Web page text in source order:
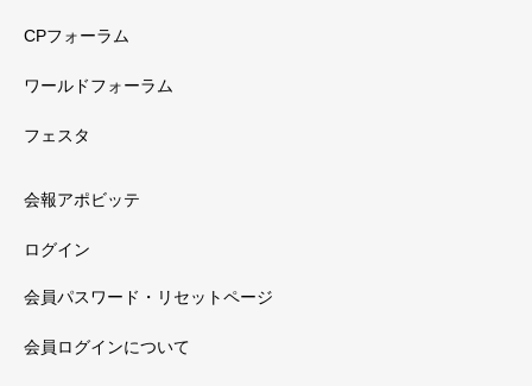
CPフォーラム
ワールドフォーラム
フェスタ
会報アポビッテ
ログイン
会員パスワード・リセットページ
会員ログインについて